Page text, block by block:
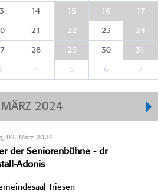
14 15 16 17
21 22 23 24
28 29 30 31
4 5 6 7
MÄRZ 2024
02. März 2024
der Seniorenbühne - dr
Adonis
Triesen